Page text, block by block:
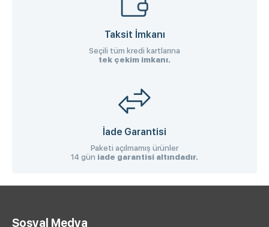
Taksit İmkanı
Seçili tüm kredi kartlarına
tek çekim imkanı.
İade Garantisi
Paketi açılmamış ürünler
14 gün iade garantisi altındadır.
Sosyal Medya